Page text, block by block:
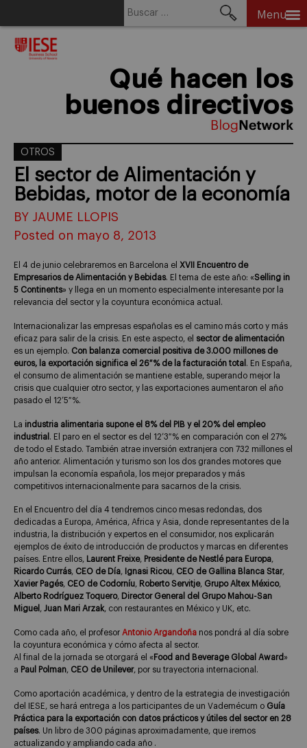
Menu
Qué hacen los
buenos directivos
OTROS
El sector de Alimentación y
Bebidas, motor de la economía
BY JAUME LLOPIS
Posted on mayo 8, 2013
El 4 de junio celebraremos en Barcelona el XVII Encuentro de
Empresarios de Alimentación y Bebidas. El tema de este año: «Selling in
5 Continents» y llega en un momento especialmente interesante por la
relevancia del sector y la coyuntura económica actual.
Internacionalizar las empresas españolas es el camino más corto y más
eficaz para salir de la crisis. En este aspecto, el sector de alimentación
es un ejemplo. Con balanza comercial positiva de 3.000 millones de
euros, la exportación significa el 26 % de la facturación total . En España,
el consumo de alimentación se mantiene estable, superando mejor la
crisis que cualquier otro sector, y las exportaciones aumentaron el año
pasado el 12’5 %.
La industria alimentaria supone el 8% del PIB y el 20% del empleo
industrial . El paro en el sector es del 12’3 % en comparación con el 27%
de todo el Estado. También atrae inversión extranjera con 732 millones el
año anterior. Alimentación y turismo son los dos grandes motores que
impulsan la economía española, los mejor preparados y más
competitivos internacionalmente para sacarnos de la crisis.
En el Encuentro del día 4 tendremos cinco mesas redondas, dos
dedicadas a Europa, América, Africa y Asia, donde representantes de la
industria, la distribución y expertos en el consumidor, nos explicarán
ejemplos de éxito de introducción de productos y marcas en diferentes
países. Entre ellos, Laurent Freixe, Presidente de Nestlé para Europa,
Ricardo Currás, CEO de Día, Ignasi Ricou, CEO de Gallina Blanca Star,
Xavier Pagés, CEO de Codorníu, Roberto Servitje, Grupo Altex México,
Alberto Rodríguez Toquero, Director General del Grupo Mahou-San
Miguel , Juan Mari Arzak, con restaurantes en México y UK, etc.
Como cada año, el profesor Antonio Argandoña nos pondrá al día sobre
la coyuntura económica y cómo afecta al sector.
Al final de la jornada se otorgará el « Food and Beverage Global Award »
a Paul Polman, CEO de Unilever, por su trayectoria internacional.
Como aportación académica, y dentro de la estrategia de investigación
del IESE, se hará entrega a los participantes de un Vademécum o Guía
Práctica para la exportación con datos prácticos y útiles del sector en 28
países. Un libro de 300 páginas aproximadamente, que iremos
actualizando y ampliando cada año .